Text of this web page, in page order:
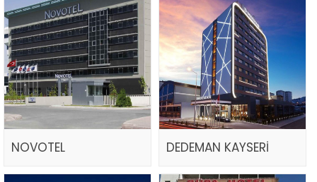
NOVOTEL DEDEMAN KAYSERİ